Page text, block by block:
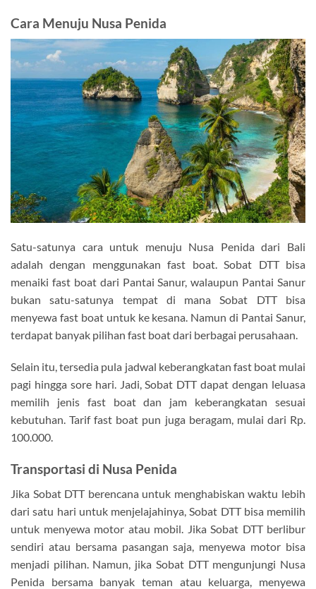
Cara Menuju Nusa Penida
Satu-satunya cara untuk menuju Nusa Penida dari Bali
adalah dengan menggunakan fast boat. Sobat DTT bisa
menaiki fast boat dari Pantai Sanur, walaupun Pantai Sanur
bukan satu-satunya tempat di mana Sobat DTT bisa
menyewa fast boat untuk ke kesana. Namun di Pantai Sanur,
terdapat banyak pilihan fast boat dari berbagai perusahaan.
Selain itu, tersedia pula jadwal keberangkatan fast boat mulai
pagi hingga sore hari. Jadi, Sobat DTT dapat dengan leluasa
memilih jenis fast boat dan jam keberangkatan sesuai
kebutuhan. Tarif fast boat pun juga beragam, mulai dari Rp.
100.000.
Transportasi di Nusa Penida
Jika Sobat DTT berencana untuk menghabiskan waktu lebih
dari satu hari untuk menjelajahinya, Sobat DTT bisa memilih
untuk menyewa motor atau mobil. Jika Sobat DTT berlibur
sendiri atau bersama pasangan saja, menyewa motor bisa
menjadi pilihan. Namun, jika Sobat DTT mengunjungi Nusa
Penida bersama banyak teman atau keluarga, menyewa